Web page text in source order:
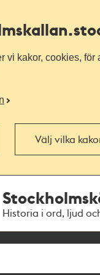
vi kakor, cookies,
Välj vilka
Historia i ord, ljud